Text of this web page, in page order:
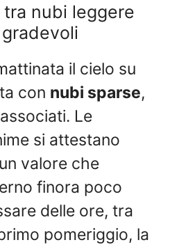
nubi leggere
il cielo su
con nubi sparse,
Le
si attestano
valore che
finora poco
delle ore, tra
pomeriggio, la